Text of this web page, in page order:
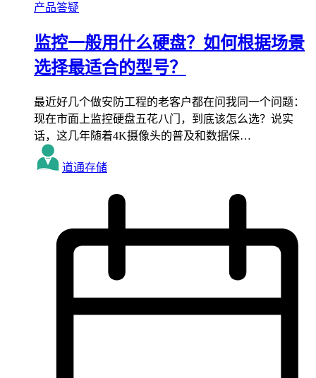
产品答疑
监控一般用什么硬盘？如何根据场景
选择最适合的型号？
最近好几个做安防工程的老客户都在问我同一个问题：
现在市面上监控硬盘五花八门，到底该怎么选？说实
话，这几年随着4K摄像头的普及和数据保…
道通存储